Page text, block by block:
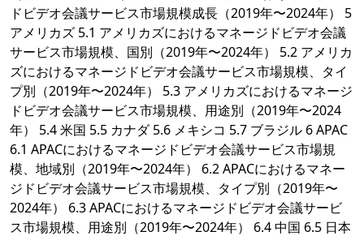
ドビデオ会議サービス市場規模成長（2019年〜2024年） 5
アメリカズ 5.1 アメリカズにおけるマネージドビデオ会議
サービス市場規模、国別（2019年〜2024年） 5.2 アメリカ
ズにおけるマネージドビデオ会議サービス市場規模、タイ
プ別（2019年〜2024年） 5.3 アメリカズにおけるマネージ
ドビデオ会議サービス市場規模、用途別（2019年〜2024
年） 5.4 米国 5.5 カナダ 5.6 メキシコ 5.7 ブラジル 6 APAC
6.1 APACにおけるマネージドビデオ会議サービス市場規
模、地域別（2019年〜2024年） 6.2 APACにおけるマネー
ジドビデオ会議サービス市場規模、タイプ別（2019年〜
2024年） 6.3 APACにおけるマネージドビデオ会議サービ
ス市場規模、用途別（2019年〜2024年） 6.4 中国 6.5 日本